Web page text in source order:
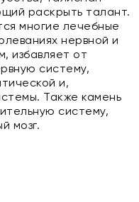
раскрыть талант.
многие лечебные
нервной и
избавляет от
систему,
и,
Также камень
систему,
мозг.